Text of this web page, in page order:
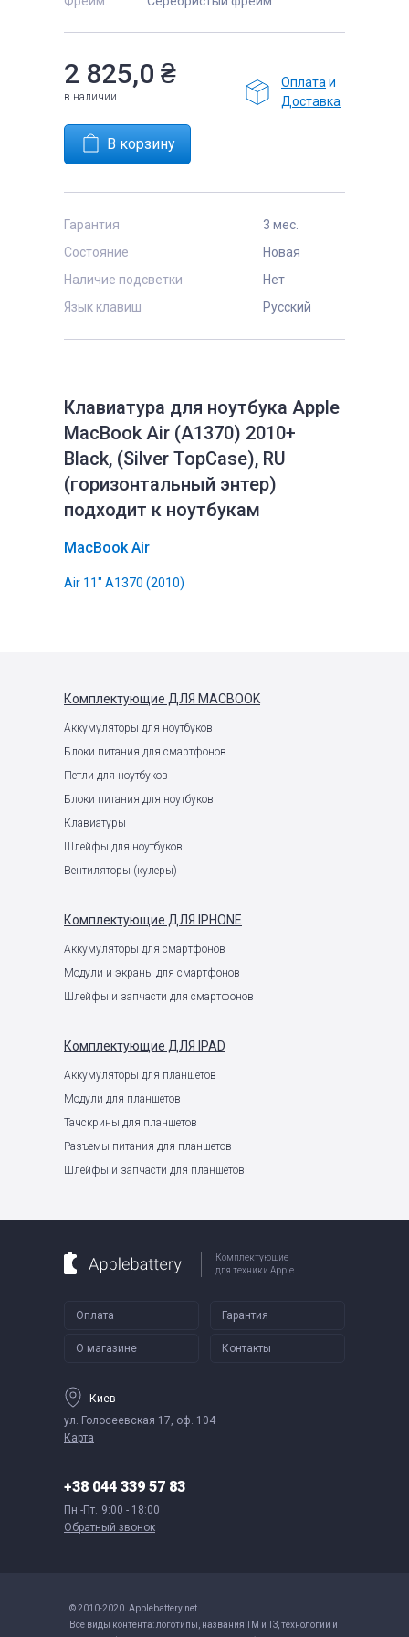
2 825,0 ₴
в наличии
Оплата и
Доставка
Гарантия
3 мес.
Состояние
Новая
Наличие подсветки
Нет
Язык клавиш
Русский
Клавиатура для ноутбука Apple
MacBook Air (A1370) 2010+
Black, (Silver TopCase), RU
(горизонтальный энтер)
подходит к ноутбукам
MacBook Air
Air 11" A1370 (2010)
Комплектующие ДЛЯ MACBOOK
Аккумуляторы для ноутбуков
Блоки питания для смартфонов
Петли для ноутбуков
Блоки питания для ноутбуков
Клавиатуры
Шлейфы для ноутбуков
Вентиляторы (кулеры)
Комплектующие ДЛЯ IPHONE
Аккумуляторы для смартфонов
Модули и экраны для смартфонов
Шлейфы и запчасти для смартфонов
Комплектующие ДЛЯ IPAD
Аккумуляторы для планшетов
Модули для планшетов
Тачскрины для планшетов
Разъемы питания для планшетов
Шлейфы и запчасти для планшетов
Комплектующие
для техники Apple
Оплата Гарантия
О магазине Контакты
Киев
ул. Голосеевская 17, оф. 104
Карта
+38 044 339 57 83
Пн.-Пт. 9:00 - 18:00
Обратный звонок
© 2010-2020. Applebattery.net
Все виды контента: логотипы, названия ТМ и ТЗ, технологии и